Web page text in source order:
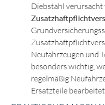
Diebstahl verursacht
Neufahrzeugen und
besonders wichtig,
regelmäßig
Ersatzteile